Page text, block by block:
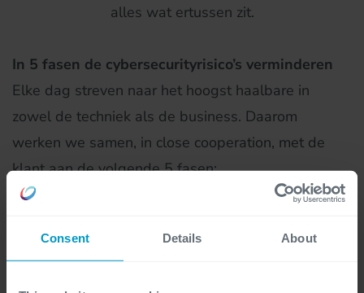
Consent Details About
alles wat ertussen zit.
In 5 fasen de cybersecurityrisico’s verminderen
Elke dag streven naar het hoogst haalbare in
zowel de techniek als de business. Daarom
werken we samen, in close cooperation, met de
klant aan de volgende 5 fasen:
Beschermen van die bezittingen.